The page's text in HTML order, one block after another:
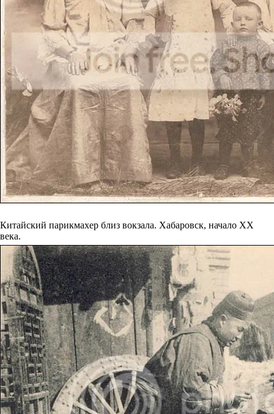
Китайский парикмахер близ вокзала. Хабаровск, начало XX
века.